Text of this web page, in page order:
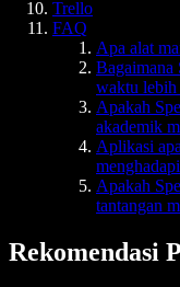
Trello
FAQ
Apa alat
Bagaimana
waktu lebih
Apakah
akademik
Aplikasi
Apakah
tantangan
Rekomendasi